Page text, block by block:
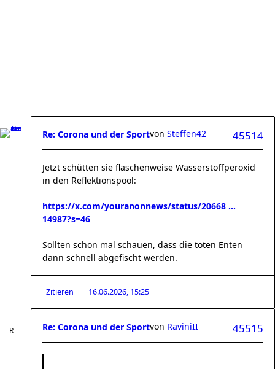
Re: Corona und der Sport 45514
von Steffen42
Jetzt schütten sie flaschenweise Wasserstoffperoxid
in den Reflektionspool:
https://x.com/youranonnews/status/20668 ...
14987?s=46
Sollten schon mal schauen, dass die toten Enten
dann schnell abgefischt werden.
Zitieren 16.06.2026, 15:25
Re: Corona und der Sport 45515
von RaviniII